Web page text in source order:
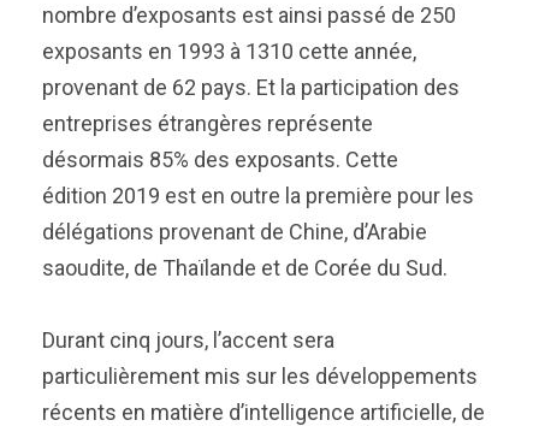
nombre d’exposants est ainsi passé de 250
exposants en 1993 à 1310 cette année,
provenant de 62 pays. Et la participation des
entreprises étrangères représente
désormais 85% des exposants. Cette
édition 2019 est en outre la première pour les
délégations provenant de Chine, d’Arabie
saoudite, de Thaïlande et de Corée du Sud.
Durant cinq jours, l’accent sera
particulièrement mis sur les développements
récents en matière d’intelligence artificielle, de